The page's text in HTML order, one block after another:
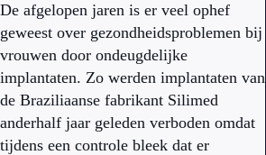
De afgelopen jaren is er veel ophef
geweest over gezondheidsproblemen bij
vrouwen door ondeugdelijke
implantaten. Zo werden implantaten van
de Braziliaanse fabrikant Silimed
anderhalf jaar geleden verboden omdat
tijdens een controle bleek dat er